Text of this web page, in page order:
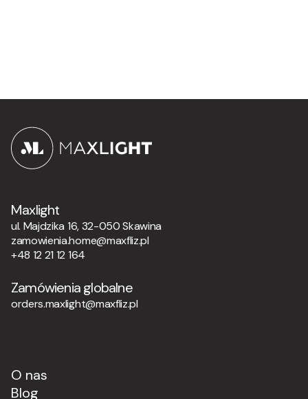
Maxlight
ul. Majdzika 16, 32-050 Skawina
zamowienia.home@maxfliz.pl
+48 12 21 12 164
Zamówienia globalne
orders.maxlight@maxfliz.pl
O nas
Blog